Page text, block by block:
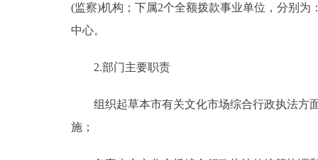
(监察)机构；下属2个全额拨款事业单位，分别
中心。
2.部门主要职责
组织起草本市有关文化市场综合行政执法方面
施；